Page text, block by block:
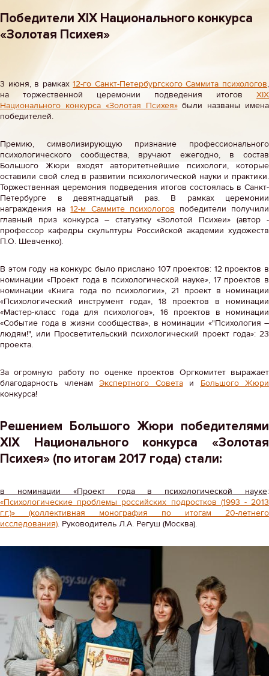
Победители XIX Национального конкурса
«Золотая Психея»
3 июня, в рамках12-го Санкт-Петербургского Саммита психологов,
на торжественной церемонии подведения итогов XIX
Национального конкурса «Золотая Психея»были названы имена
победителей.
Премию, символизирующую признание профессионального
психологического сообщества, вручают ежегодно, в состав
Большого Жюри входят авторитетнейшие психологи, которые
оставили свой след в развитии психологической науки и практики.
Торжественная церемония подведения итогов состоялась в Санкт-
Петербурге в девятнадцатый раз. В рамках церемонии
награждения на12-м Саммите психологов победители получили
главный приз конкурса – статуэтку «Золотой Психеи» (автор -
профессор кафедры скульптуры Российской академии художеств
П.О. Шевченко).
В этом году на конкурс было прислано 107 проектов: 12 проектов в
номинации «Проект года в психологической науке», 17 проектов в
номинации «Книга года по психологии», 21 проект в номинации
«Психологический инструмент года», 18 проектов в номинации
«Мастер-класс года для психологов», 16 проектов в номинации
«Событие года в жизни сообщества», в номинации «"Психология –
людям!", или Просветительский психологический проект года»: 23
проекта.
За огромную работу по оценке проектов Оргкомитет выражает
благодарность членам Экспертного Советаи Большого Жюри
конкурса!
Решением Большого Жюри победителями
XIX Национального конкурса «Золотая
Психея» (по итогам 2017 года) стали:
в номинации «Проект года в психологической науке:
«Психологические проблемы российских подростков (1993 - 2013
г.г.)» (коллективная монография по итогам 20-летнего
исследования). Руководитель Л.А. Регуш (Москва).